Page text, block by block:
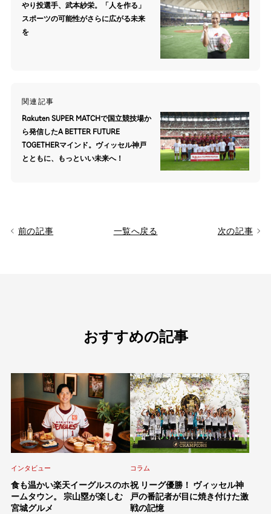
やり投選手、武本紗栄。「人を作る」
スポーツの可能性がさらに広がる未来
を
関連記事
Rakuten SUPER MATCHで国立競技場か
ら発信したA BETTER FUTURE
TOGETHERマインド。ヴィッセル神戸
とともに、もっといい未来へ！
前の記事 一覧へ戻る 次の記事
おすすめの記事
インタビュー
食も温かい楽天イーグルスのホ
ームタウン。 宗山塁が楽しむ
宮城グルメ
コラム
祝 リーグ優勝！ ヴィッセル神
戸の番記者が目に焼き付けた激
戦の記憶